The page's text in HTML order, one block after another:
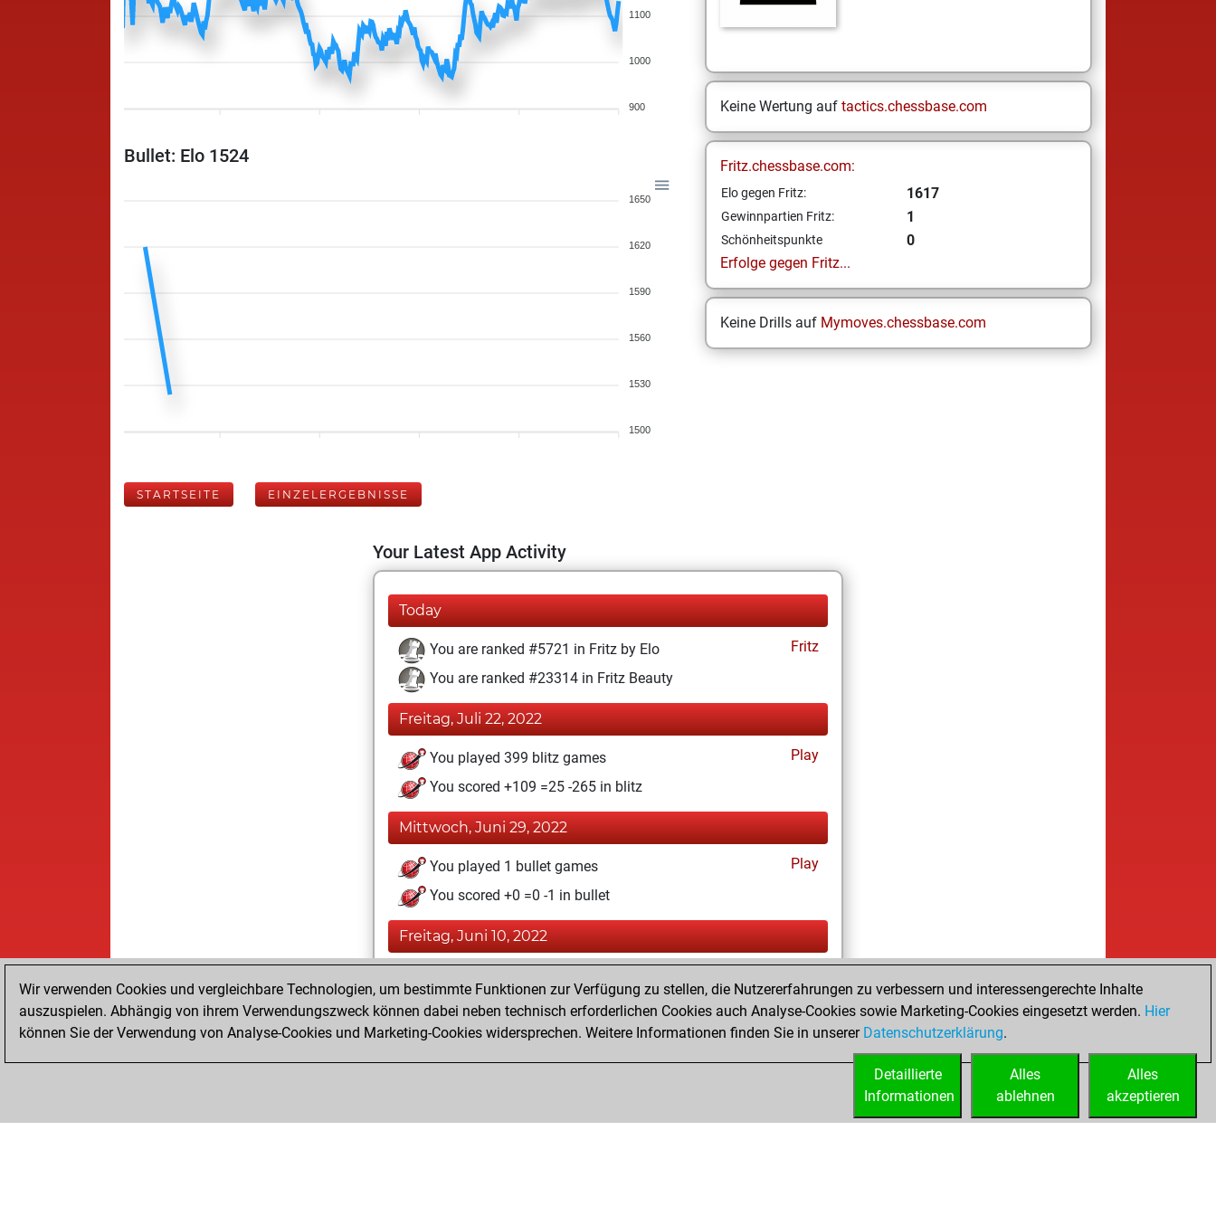
1100
1000
900
Bullet: Elo 1524
1650
1620
1590
1560
1530
1500
Keine Wertung auf tactics.chessbase.com
Fritz.chessbase.com:
Elo gegen Fritz: 1617
Gewinnpartien Fritz: 1
Schönheitspunkte
0
Erfolge gegen Fritz...
Keine Drills auf Mymoves.chessbase.com
STARTSEITE EINZELERGEBNISSE
Your Latest App Activity
Today
You are ranked #5721 in Fritz by Elo
Fritz
You are ranked #23314 in Fritz Beauty
Freitag, Juli 22, 2022
You played 399 blitz games
Play
You scored +109 =25 -265 in blitz
Mittwoch, Juni 29, 2022
You played 1 bullet games
Play
You scored +0 =0 -1 in bullet
Freitag, Juni 10, 2022
You achieved a new Elo of 1617
You created your Fritz account
Wir verwenden Cookies und vergleichbare Technologien, um bestimmte Funktionen zur Verfügung zu stellen, die Nutzererfahrungen zu verbessern und interessengerechte Inhalte
auszuspielen. Abhängig von ihrem Verwendungszweck können dabei neben technisch erforderlichen Cookies auch Analyse-Cookies sowie Marketing-Cookies eingesetzt werden. Hier
können Sie der Verwendung von Analyse-Cookies und Marketing-Cookies widersprechen. Weitere Informationen finden Sie in unserer Datenschutzerklärung.
Alles
akzeptieren
Alles
ablehnen
Detaillierte
Informationen